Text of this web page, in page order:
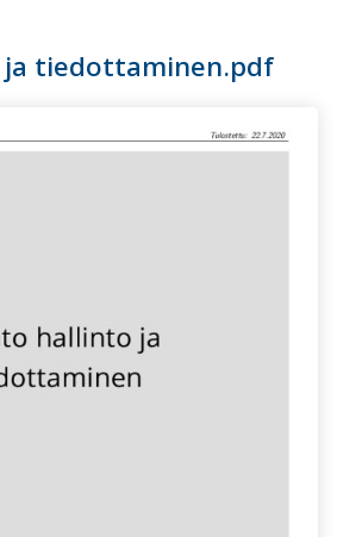
tiedottaminen.pdf